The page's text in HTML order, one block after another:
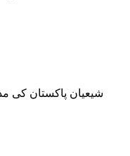
شیعیان پاکستان کی